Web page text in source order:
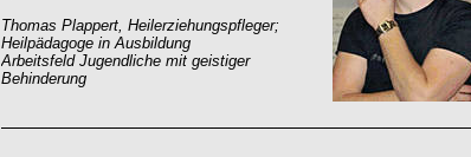
Thomas Plappert, Heilerziehungspfleger;
Heilpädagoge in Ausbildung
Arbeitsfeld Jugendliche mit geistiger
Behinderung